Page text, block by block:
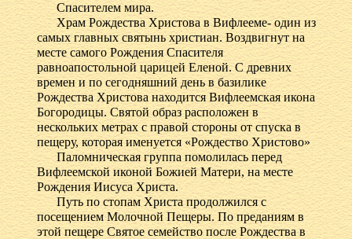
Спасителем мира.
Храм Рождества Христова в Вифлееме- один из
самых главных святынь христиан. Воздвигнут на
месте самого Рождения Спасителя
равноапостольной царицей Еленой. С древних
времен и по сегодняшний день в базилике
Рождества Христова находится Вифлеемская икона
Богородицы. Святой образ расположен в
нескольких метрах с правой стороны от спуска в
пещеру, которая именуется «Рождество Христово»
Паломническая группа помолилась перед
Вифлеемской иконой Божией Матери, на месте
Рождения Иисуса Христа.
Путь по стопам Христа продолжился с
посещением Молочной Пещеры. По преданиям в
этой пещере Святое семейство после Рождества в